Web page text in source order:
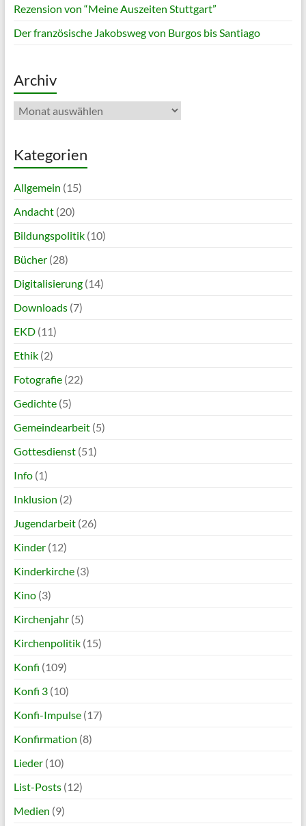
Rezension von “Meine Auszeiten Stuttgart”
Der französische Jakobsweg von Burgos bis Santiago
Archiv
Archiv
Kategorien
Allgemein (15)
Andacht(20)
Bildungspolitik(10)
Bücher(28)
Digitalisierung(14)
Downloads(7)
EKD(11)
Ethik(2)
Fotografie(22)
Gedichte(5)
Gemeindearbeit(5)
Gottesdienst(51)
Info(1)
Inklusion (2)
Jugendarbeit(26)
Kinder(12)
Kinderkirche(3)
Kino(3)
Kirchenjahr(5)
Kirchenpolitik(15)
Konfi (109)
Konfi 3(10)
Konfi-Impulse(17)
Konfirmation (8)
Lieder(10)
List-Posts(12)
Medien (9)